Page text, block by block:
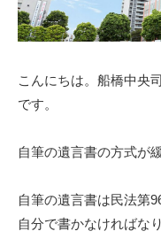
こんにちは。船橋中央
です。
自筆の遺言書の方式が
自筆の遺言書は民法第
自分で書かなければな